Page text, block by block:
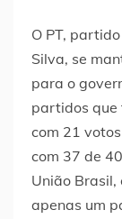
O PT,
Silva, se
para o
partidos que
com 21
com 37 de
União
apenas um